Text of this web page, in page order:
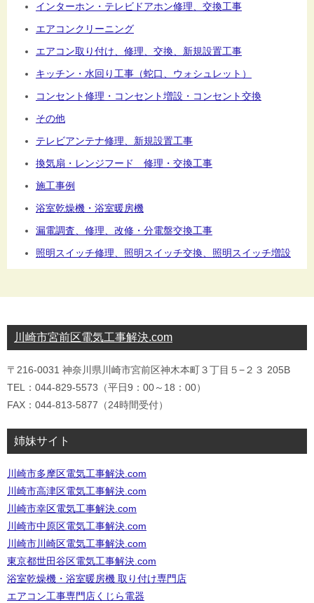
インターホン・テレビドアホン修理、交換工事
エアコンクリーニング
エアコン取り付け、修理、交換、新規設置工事
キッチン・水回り工事（蛇口、ウォシュレット）
コンセント修理・コンセント増設・コンセント交換
その他
テレビアンテナ修理、新規設置工事
換気扇・レンジフード 修理・交換工事
施工事例
浴室乾燥機・浴室暖房機
漏電調査、修理、改修・分電盤交換工事
照明スイッチ修理、照明スイッチ交換、照明スイッチ増設
川崎市宮前区電気工事解決.com
〒216-0031 神奈川県川崎市宮前区神木本町３丁目５−２３ 205B
TEL：044-829-5573（平日9：00～18：00）
FAX：044-813-5877（24時間受付）
姉妹サイト
川崎市多摩区電気工事解決.com
川崎市高津区電気工事解決.com
川崎市幸区電気工事解決.com
川崎市中原区電気工事解決.com
川崎市川崎区電気工事解決.com
東京都世田谷区電気工事解決.com
浴室乾燥機・浴室暖房機 取り付け専門店
エアコン工事専門店くじら電器